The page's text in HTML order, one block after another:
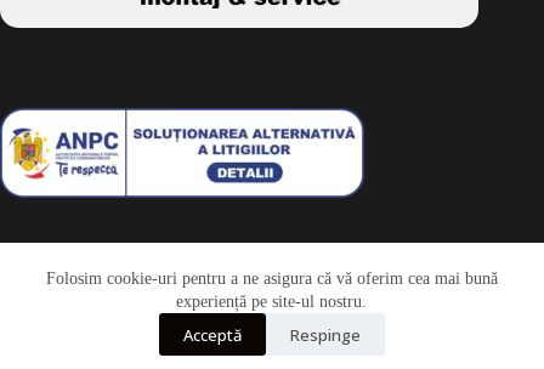
Folosim cookie-uri pentru a ne asigura că vă oferim cea mai bună
experiență pe site-ul nostru.
Acceptă Respinge
Drepturi de autor © 2026 - Dkbike.ropowered by